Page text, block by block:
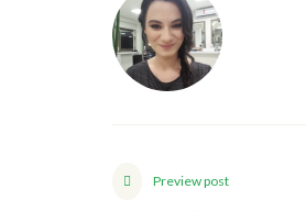
Preview post